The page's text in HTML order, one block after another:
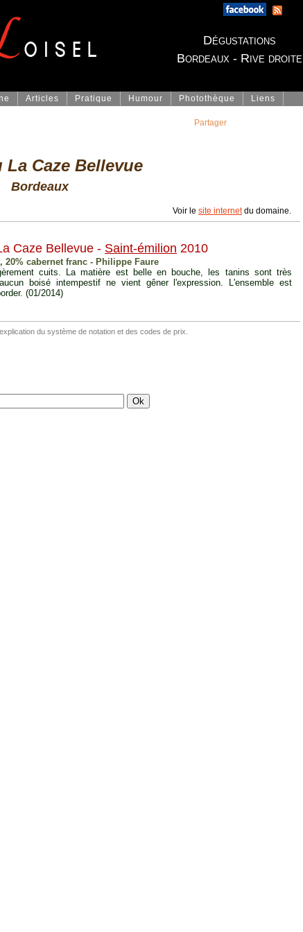
Dégustations
Bordeaux - Rive droite
Articles Pratique Humour Photothèque Liens
La Caze Bellevue
Bordeaux
Voir le site internetdu domaine.
Caze Bellevue - Saint-émilion 2010
20% cabernet franc - Philippe Faure
cuits. La matière est belle en bouche, les tanins sont très
boisé intempestif ne vient gêner l'expression. L'ensemble est
(01/2014)
du système de notation et des codes de prix.
Partager